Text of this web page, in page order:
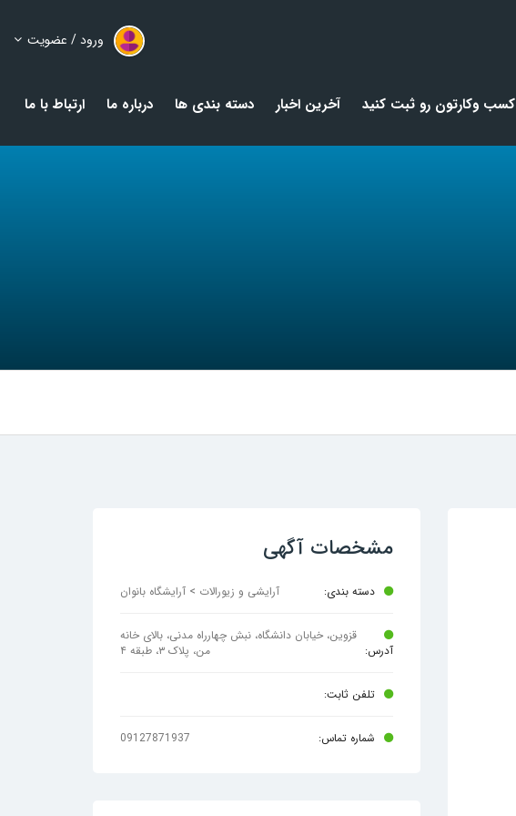
ورود / عضویت
کسب وکارتون رو ثبت کنید آخرین اخبار دسته بندی ها درباره ما ارتباط با ما
مشخصات آگهی
دسته بندی: آرایشی و زیورالات > آرایشگاه بانوان
آدرس:
قزوین، خیابان دانشگاه، نبش چهارراه مدنی، بالای خانه
من، پلاک ۳، طبقه ۴
تلفن ثابت:
شماره تماس: 09127871937